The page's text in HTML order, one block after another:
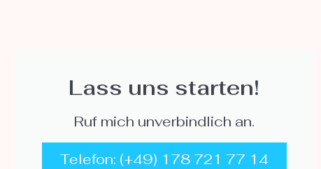
Lass uns starten!
Ruf mich unverbindlich an.
Telefon: (+49) 178 721 77 14